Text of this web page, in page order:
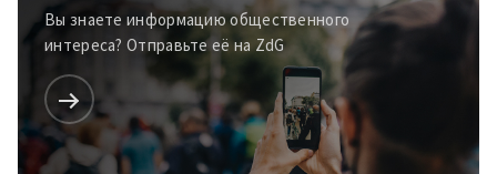
Вы знаете информацию общественного
интереса? Отправьте её на ZdG
Имя + Моё имя
Электронная почта
+ Мой email
Телефон
+ Личный телефон